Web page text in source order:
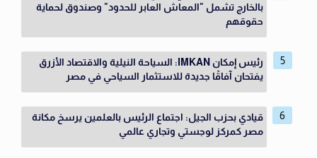
بالخارج تشمل "المعاش العابر للحدود" وصندوق لحماية
حقوقهم
رئيس إمكان IMKAN: السياحة النيلية والاقتصاد الأزرق
يفتحان آفاقًا جديدة للاستثمار السياحي في مصر
قيادي بحزب الجيل: اجتماع الرئيس بالعلمين يرسخ مكانة
مصر كمركز لوجستي وتجاري عالمي